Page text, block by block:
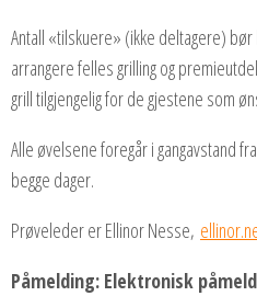
Antall «tilskuere» (ikke deltagere)
arrangere felles grilling og
grill tilgjengelig for de gjestene som
Alle øvelsene foregår i gangavstand
begge dager.
Prøveleder er Ellinor Nesse,
Påmelding: Elektronisk